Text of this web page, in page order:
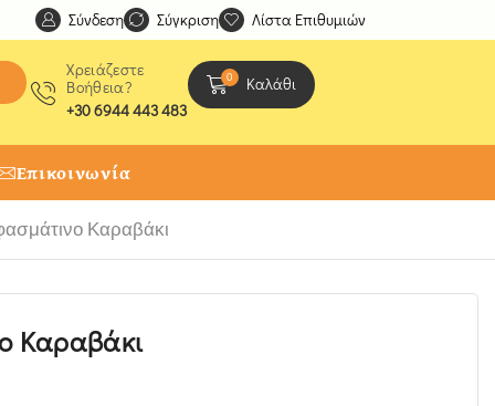
Ανακαλύψτε μοναδικές δημιουργίες από τους
Σύνδεση Σύγκριση Λίστα Επιθυμιών
Χρειάζεστε
Βοήθεια?
+30 6944 443 483
0 Καλάθι
Επικοινωνία
Καραβάκι
Καραβάκι